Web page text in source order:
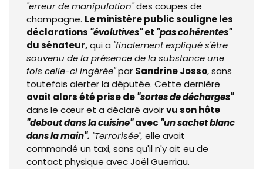
"erreur de manipulation"des coupes de
champagne. Le ministère public souligne les
déclarations "évolutives"et "pas cohérentes"
du sénateur,qui a "finalement expliqué s'être
souvenu de la présence de la substance une
fois celle-ci ingérée"par SandrineJosso, sans
toutefois alerter la députée. Cette dernière
avait alors été prise de"sortes de décharges"
dans le cœur et a déclaré avoirvu son hôte
"debout dans la cuisine"avec "un sachet blanc
dans la main". "Terrorisée", elle avait
commandé un taxi, sans qu'il n'y ait eu de
contact physique avec Joël Guerriau.